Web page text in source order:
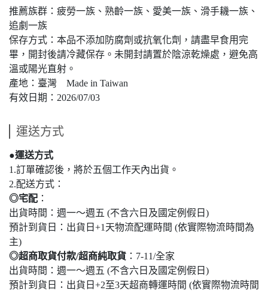
推薦族群：疲勞一族、熟齡一族、愛美一族、滑手耭一族、
追劇一族
保存方式：本品不添加防腐劑或抗氧化劑，請盡早食用完
畢，開封後請冷藏保存。未開封請置於陰涼乾燥處，避免高
溫或陽光直射。
產地：臺灣 Made in Taiwan
有效日期：2026/07/03
運送方式
●運送方式
1.訂單確認後，將於五個工作天內出貨。
2.配送方式：
◎宅配 ：
出貨時間：週一～週五 (不含六日及國定例假日)
預計到貨日：出貨日+1天物流配運時間 (依實際物流時間為
主)
◎超商取貨付款/超商純取貨 ：7-11/全家
出貨時間：週一～週五 (不含六日及國定例假日)
預計到貨日：出貨日+2至3天超商轉運時間 (依實際物流時間